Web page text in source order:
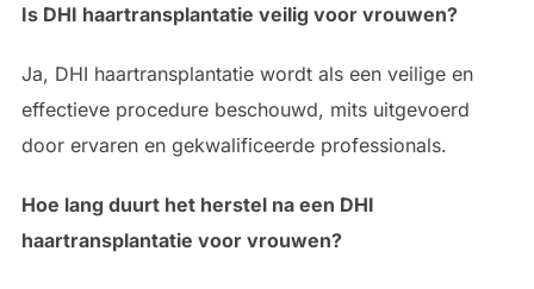
Is DHI haartransplantatie veilig voor vrouwen?
Ja, DHI haartransplantatie wordt als een veilige en
effectieve procedure beschouwd, mits uitgevoerd
door ervaren en gekwalificeerde professionals.
Hoe lang duurt het herstel na een DHI
haartransplantatie voor vrouwen?